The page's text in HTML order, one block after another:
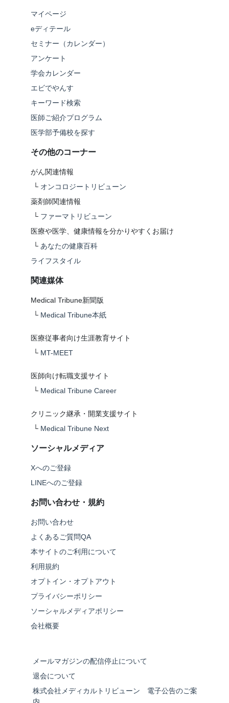
マイページ
eディテール
セミナー（カレンダー）
アンケート
学会カレンダー
エビでやんす
キーワード検索
医師ご紹介プログラム
医学部予備校を探す
その他のコーナー
がん関連情報
└ オンコロジートリビューン
薬剤師関連情報
└ ファーマトリビューン
医療や医学、健康情報を分かりやすくお届け
└ あなたの健康百科
ライフスタイル
関連媒体
Medical Tribune新聞版
└ Medical Tribune本紙
医療従事者向け生涯教育サイト
└ MT-MEET
医師向け転職支援サイト
└ Medical Tribune Career
クリニック継承・開業支援サイト
└ Medical Tribune Next
ソーシャルメディア
Xへのご登録
LINEへのご登録
お問い合わせ・規約
お問い合わせ
よくあるご質問QA
本サイトのご利用について
利用規約
オプトイン・オプトアウト
プライバシーポリシー
ソーシャルメディアポリシー
会社概要
メールマガジンの配信停止について
退会について
株式会社メディカルトリビューン 電子公告のご案